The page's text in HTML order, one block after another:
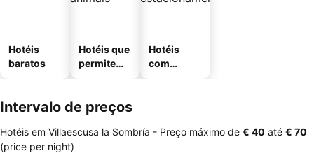
Hotéis
baratos
Hotéis que
permitem
Hotéis
com
Intervalo de preços
Hotéis em Villaescusa la Sombría - Preço máximo de ‎€ 40 até ‎€ 70
(price per night)